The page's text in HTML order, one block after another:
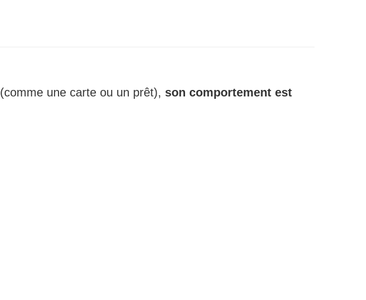
(comme une carte ou un prêt), son comportement est